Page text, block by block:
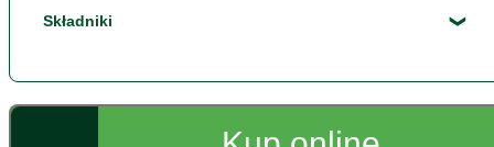
Składniki
parze” Bonduelle 425 ml